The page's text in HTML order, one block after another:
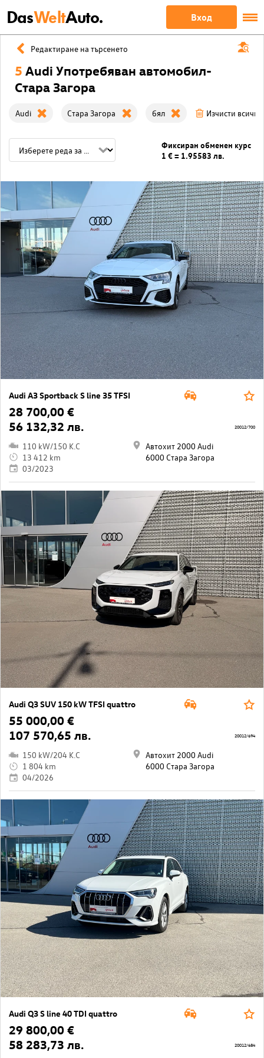
DasWeltAuto. Вход
Редактиране на търсенето
5 Audi Употребяван автомобил-
Стара Загора
Audi Стара Загора бял Изчисти
Фиксиран обменен курс
1 € = 1.95583 лв.
Audi A3 Sportback S line 35 TFSI
28 700,00 €
56 132,32 лв.
110 kW/150 K.C
13 412 km
03/2023
Автохит 2000 Audi
6000 Стара Загора
20012/700
Audi Q3 SUV 150 kW TFSI quattro
55 000,00 €
107 570,65 лв.
150 kW/204 K.C
1 804 km
04/2026
Автохит 2000 Audi
6000 Стара Загора
20012/694
Audi Q3 S line 40 TDI quattro
29 800,00 €
58 283,73 лв.
20012/684